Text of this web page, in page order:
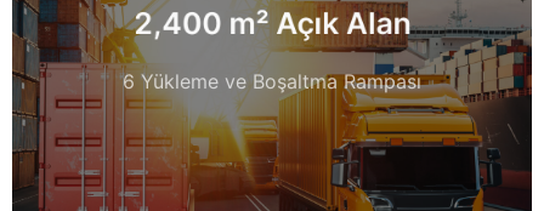
2,400 m² Açık Alan
6 Yükleme ve Boşaltma Rampası